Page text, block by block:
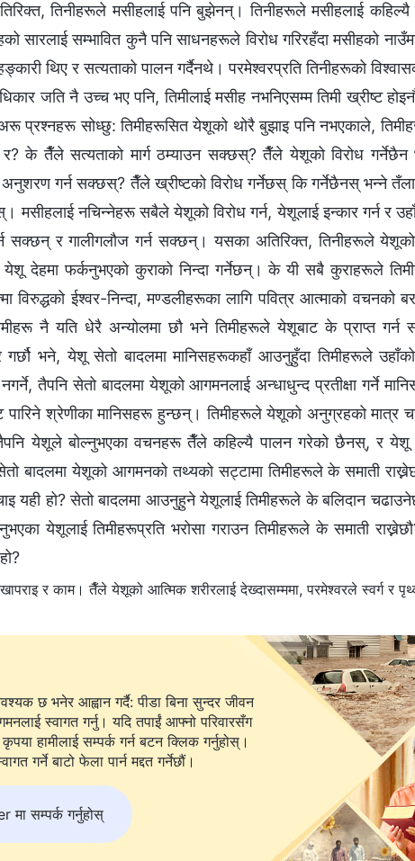
तिनीहरूले मसीहलाई पनि बुझेनन्। तिनीहरूले मसीहलाई
सारलाई सम्भावित कुनै पनि साधनहरूले विरोध गरिरहँदा मसीहको नाउँमा
थिए र सत्यताको पालन गर्दैनथे। परमेश्‍वरप्रति तिनीहरूको विश्‍वासको
जति नै उच्च भए पनि, तिमीलाई मसीह नभनिएसम्म तिमी ख्रीष्ट
प्रश्‍नहरू सोध्छु: तिमीहरूसित येशूको थोरै बुझाइ पनि नभएकाले,
के तैँले सत्यताको मार्ग ठम्याउन सक्छस्? तैँले येशूको विरोध
गर्न सक्छस्? तैँले ख्रीष्टको विरोध गर्नेछस् कि गर्नेछैनस् भन्‍ने
मसीहलाई नचिन्नेहरू सबैले येशूको विरोध गर्न, येशूलाई इन्कार गर्न र
सक्छन् र गालीगलौज गर्न सक्छन्। यसका अतिरिक्त, तिनीहरूले
देहमा फर्कनुभएको कुराको निन्दा गर्नेछन्। के यी सबै कुराहरूले
विरुद्धको ईश्‍वर-निन्दा, मण्डलीहरूका लागि पवित्र आत्माको वचनको
नै यति धेरै अन्योलमा छौ भने तिमीहरूले येशूबाट के प्राप्‍त गर्न
गर्छौ भने, येशू सेतो बादलमा मानिसहरूकहाँ आउनुहुँदा तिमीहरूले
तैपनि सेतो बादलमा येशूको आगमनलाई अन्धाधुन्द प्रतीक्षा गर्ने
पारिने श्रेणीका मानिसहरू हुन्छन्। तिमीहरूले येशूको अनुग्रहको मात्र
येशूले बोल्नुभएका वचनहरू तैँले कहिल्यै पालन गरेको छैनस्, र येशू
बादलमा येशूको आगमनको तथ्यको सट्टामा तिमीहरूले के समाती
यही हो? सेतो बादलमा आउनुहुने येशूलाई तिमीहरूले के बलिदान
येशूलाई तिमीहरूप्रति भरोसा गराउन तिमीहरूले के समाती
र काम। तैँले येशूको आत्मिक शरीरलाई देख्दासम्ममा, परमेश्‍वरले स्वर्ग र
छ भनेर आह्वान गर्दै: पीडा बिना सुन्दर जीवन
स्वागत गर्नु। यदि तपाईं आफ्नो परिवारसँग
हामीलाई सम्पर्क गर्न बटन क्लिक गर्नुहोस्।
गर्ने बाटो फेला पार्न मद्दत गर्नेछौं।
मा सम्पर्क गर्नुहोस्